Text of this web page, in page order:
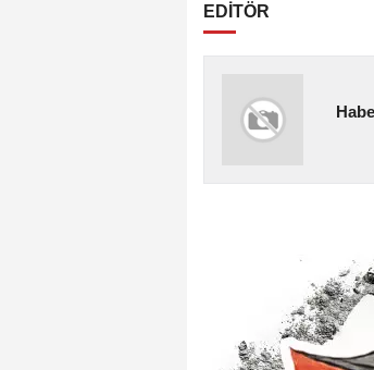
EDİTÖR